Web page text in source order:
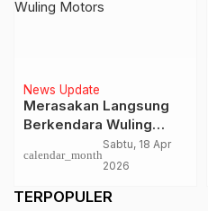
News Update
Merasakan Langsung
Berkendara Wuling
Eksion; SUV Elektrifikasi
Terbaru Wuling Motors
calendar_month
Sabtu, 18 Apr
2026
TERPOPULER